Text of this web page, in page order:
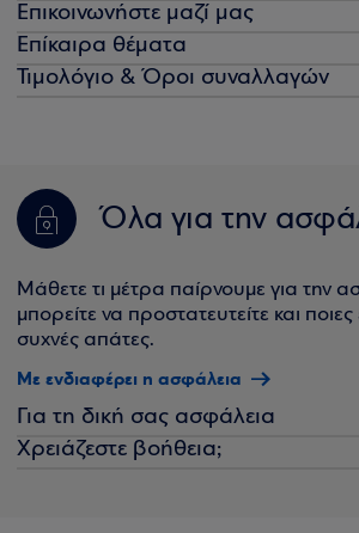
Επικοινωνήστε μαζί μας
Επίκαιρα θέματα
Τιμολόγιο & Όροι συναλλαγών
Όλα για την
Μάθετε τι μέτρα παίρνουμε για την
μπορείτε να προστατευτείτε και ποιες
συχνές απάτες.
Με ενδιαφέρει η ασφάλεια
Για τη δική σας ασφάλεια
Χρειάζεστε βοήθεια;